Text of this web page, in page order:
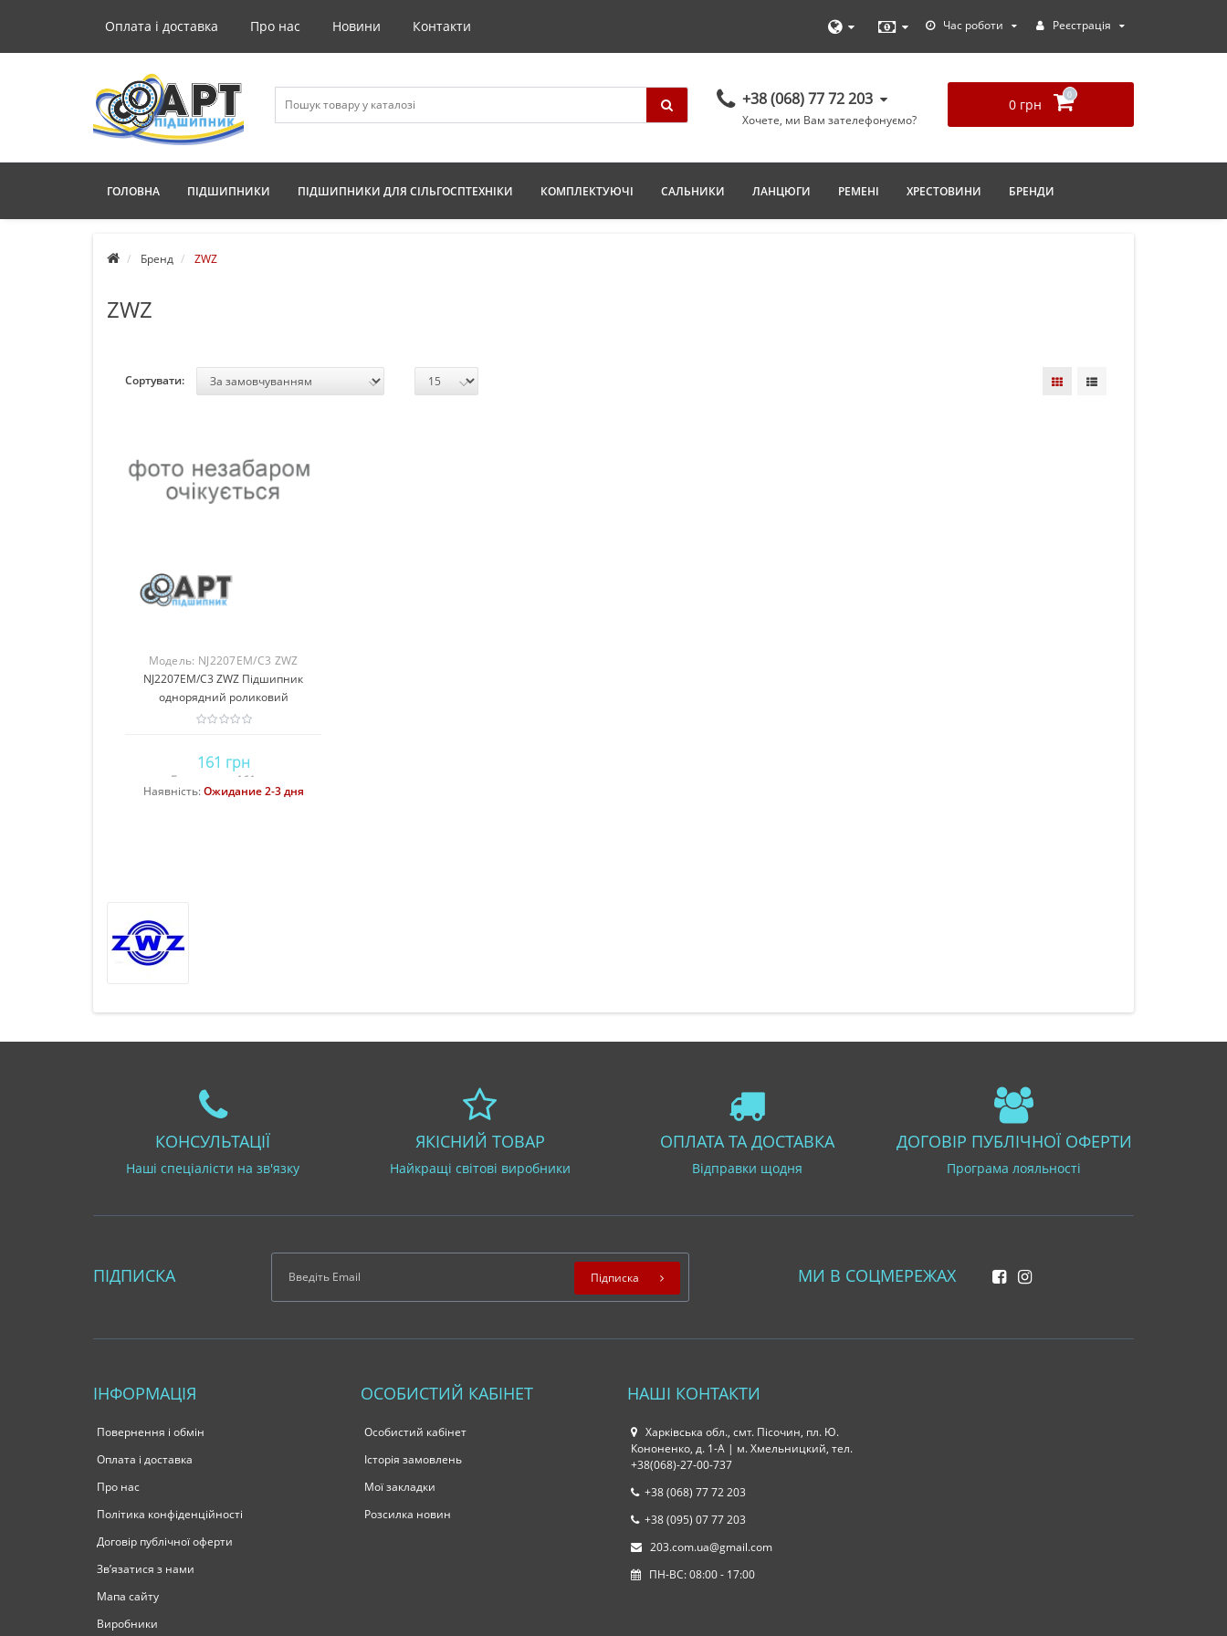
Оплата і доставка Про нас Новини Контакти Час роботи Реєстрація
+38 (068) 77 72 203
Хочете, ми Вам зателефонуємо?
0 грн
0
ГОЛОВНА ПІДШИПНИКИ ПІДШИПНИКИ ДЛЯ СІЛЬГОСПТЕХНІКИ КОМПЛЕКТУЮЧІ САЛЬНИКИ ЛАНЦЮГИ РЕМЕНІ ХРЕСТОВИНИ БРЕНДИ
Бренд ZWZ
ZWZ
Сортувати:
Модель: NJ2207EM/C3 ZWZ
NJ2207EM/C3 ZWZ Підшипник
однорядний роликовий
161 грн
Без податку: 161 грн
Передзамовлення
Наявність:Ожидание 2-3 дня
КОНСУЛЬТАЦІЇ
Наші спеціалісти на зв'язку
ЯКІСНИЙ ТОВАР
Найкращі світові виробники
ОПЛАТА ТА ДОСТАВКА
Відправки щодня
ДОГОВІР ПУБЛІЧНОЇ ОФЕРТИ
Програма лояльності
ПІДПИСКА Підписка МИ В СОЦМЕРЕЖАХ
ІНФОРМАЦІЯ
Повернення і обмін
Оплата і доставка
Про нас
Політика конфіденційності
Договір публічної оферти
Зв’язатися з нами
Мапа сайту
Виробники
ОСОБИСТИЙ КАБІНЕТ
Особистий кабінет
Історія замовлень
Мої закладки
Розсилка новин
НАШІ КОНТАКТИ
Харківська обл., смт. Пісочин, пл. Ю.
Кононенко, д. 1-А | м. Хмельницкий, тел.
+38(068)-27-00-737
+38 (068) 77 72 203
+38 (095) 07 77 203
203.com.ua@gmail.com
ПН-ВС: 08:00 - 17:00